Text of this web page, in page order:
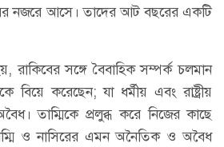
নজরে আসে। তাদের আট বছরের একটি
সঙ্গে বৈবাহিক সম্পর্ক চলমান
বিয়ে করেছেন; যা ধর্মীয় এবং রাষ্ট্রীয়
তাম্মিকে প্রলুব্ধ করে নিজের কাছে
ও নাসিরের এমন অনৈতিক ও অবৈধ